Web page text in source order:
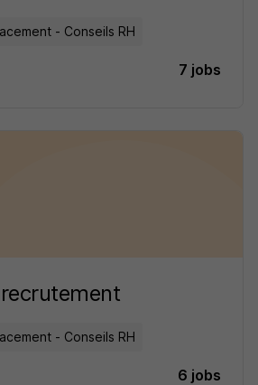
- Conseils RH
7 jobs
- Conseils RH
6 jobs